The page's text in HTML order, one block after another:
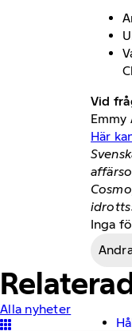
Vid
Emmy
Här
Inga
Alla nyheter